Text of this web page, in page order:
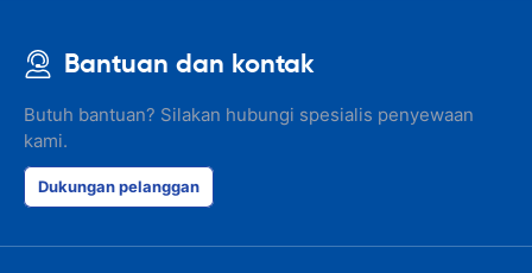
Bantuan dan kontak
Butuh bantuan? Silakan hubungi spesialis penyewaan
kami.
Dukungan pelanggan